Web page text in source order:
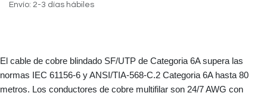
Envío: 2-3 días hábiles
El cable de cobre blindado SF/UTP de Categoria 6A supera las
normas IEC 61156-6 y ANSI/TIA-568-C.2 Categoria 6A hasta 80
metros. Los conductores de cobre multifilar son 24/7 AWG con